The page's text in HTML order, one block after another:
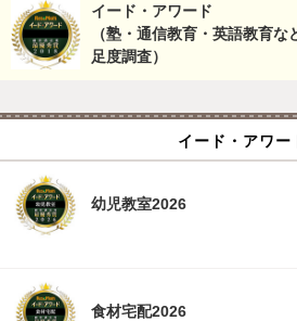
イード・アワード
（塾・通信教育・英語教育
足度調査）
イード・アワー
幼児教室2026
食材宅配2026